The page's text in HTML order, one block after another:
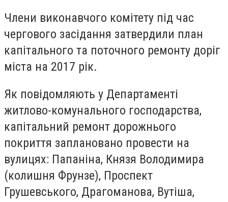
Члени виконавчого комітету під час
чергового засідання затвердили план
капітального та поточного ремонту доріг
міста на 2017 рік.
Як повідомляють у Департаменті
житлово-комунального господарства,
капітальний ремонт дорожнього
покриття заплановано провести на
вулицях: Папаніна, Князя Володимира
(колишня Фрунзе), Проспект
Грушевського, Драгоманова, Вутіша,